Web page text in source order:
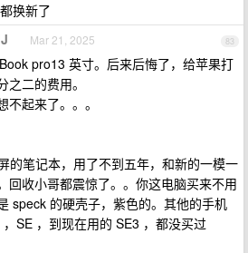
换新了
83
Mar 21, 2025
pro13 英寸。后来后悔了，给苹果打
二的费用。
起来了。。。
的笔记本，用了不到五年，和新的一模一
回收小哥都震惊了。。你这电脑买来不用
speck 的硬壳子，紫色的。其他的手机
SE ，到现在用的 SE3 ，都没买过